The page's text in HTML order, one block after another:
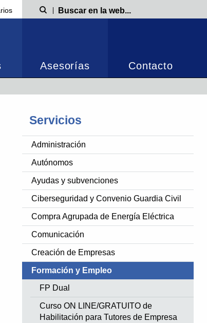
Búsqueda
Asesorías Contacto
Servicios
Administración
Autónomos
Ayudas y subvenciones
Ciberseguridad y Convenio Guardia Civil
Compra Agrupada de Energía Eléctrica
Comunicación
Creación de Empresas
Formación y Empleo
FP Dual
Curso ON LINE/GRATUITO de
Habilitación para Tutores de Empresa